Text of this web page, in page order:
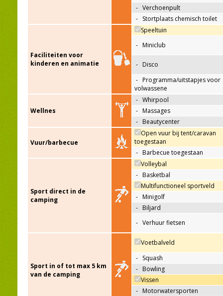
- Verchoenpult
- Stortplaats chemisch toilet
Faciliteiten voor
kinderen en animatie
Speeltuin
- Miniclub
- Disco
- Programma/uitstapjes voor
volwassene
Wellnes
- Whirpool
- Massages
- Beautycenter
Vuur/barbecue
Open vuur bij tent/caravan
toegestaan
- Barbecue toegestaan
Sport direct in de
camping
Volleybal
- Basketbal
Multifunctioneel sportveld
- Minigolf
- Biljard
- Verhuur fietsen
Sport in of tot max 5 km
van de camping
Voetbalveld
- Squash
- Bowling
Vissen
- Motorwatersporten